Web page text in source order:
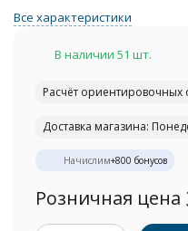
Все характеристики
В наличии 51 шт.
Расчёт ориентировочных
Доставка магазина:
Начислим+800 бонусов
Розничная цена